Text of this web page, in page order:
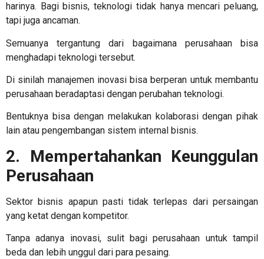
harinya. Bagi bisnis, teknologi tidak hanya mencari peluang,
tapi juga ancaman.
Semuanya tergantung dari bagaimana perusahaan bisa
menghadapi teknologi tersebut.
Di sinilah manajemen inovasibisa berperan untuk membantu
perusahaan beradaptasi dengan perubahan teknologi.
Bentuknya bisa dengan melakukan kolaborasi dengan pihak
lain atau pengembangan sistem internal bisnis.
2. Mempertahankan Keunggulan
Perusahaan
Sektor bisnis apapun pasti tidak terlepas dari persaingan
yang ketat dengan kompetitor.
Tanpa adanya inovasi, sulit bagi perusahaan untuk tampil
beda dan lebih unggul dari para pesaing.